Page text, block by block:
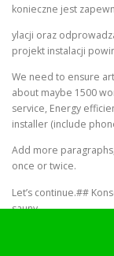
konieczne jest
ylacji oraz
projekt instalacji
We need to ensure
about maybe 1500
service, Energy
installer (include
Add more
once or twice.
Let’s continue.##
sauny
Po zakończeniu